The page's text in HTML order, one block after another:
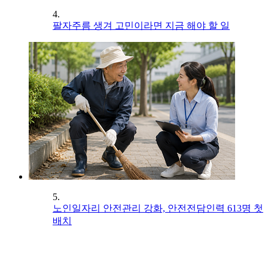
4.
팔자주름 생겨 고민이라면 지금 해야 할 일
5.
노인일자리 안전관리 강화, 안전전담인력 613명 첫
배치